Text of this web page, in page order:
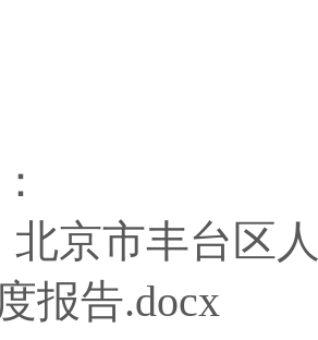
北京市丰台区
报告.docx